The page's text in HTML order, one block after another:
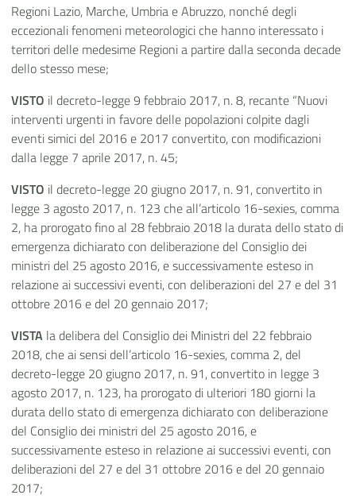
Regioni Lazio, Marche, Umbria e Abruzzo, nonché degli
eccezionali fenomeni meteorologici che hanno interessato i
territori delle medesime Regioni a partire dalla seconda decade
dello stesso mese;
VISTO il decreto-legge 9 febbraio 2017, n. 8, recante “Nuovi
interventi urgenti in favore delle popolazioni colpite dagli
eventi simici del 2016 e 2017 convertito, con modificazioni
dalla legge 7 aprile 2017, n. 45;
VISTO il decreto-legge 20 giugno 2017, n. 91, convertito in
legge 3 agosto 2017, n. 123 che all’articolo 16-sexies, comma
2, ha prorogato fino al 28 febbraio 2018 la durata dello stato di
emergenza dichiarato con deliberazione del Consiglio dei
ministri del 25 agosto 2016, e successivamente esteso in
relazione ai successivi eventi, con deliberazioni del 27 e del 31
ottobre 2016 e del 20 gennaio 2017;
VISTA la delibera del Consiglio dei Ministri del 22 febbraio
2018, che ai sensi dell’articolo 16-sexies, comma 2, del
decreto-legge 20 giugno 2017, n. 91, convertito in legge 3
agosto 2017, n. 123, ha prorogato di ulteriori 180 giorni la
durata dello stato di emergenza dichiarato con deliberazione
del Consiglio dei ministri del 25 agosto 2016, e
successivamente esteso in relazione ai successivi eventi, con
deliberazioni del 27 e del 31 ottobre 2016 e del 20 gennaio
2017;